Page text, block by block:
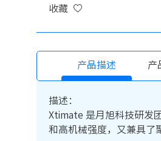
收藏
产品描述 产
描述：
Xtimate 是月旭科技研发
和高机械强度，又兼具了